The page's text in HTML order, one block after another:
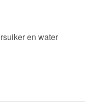
en water